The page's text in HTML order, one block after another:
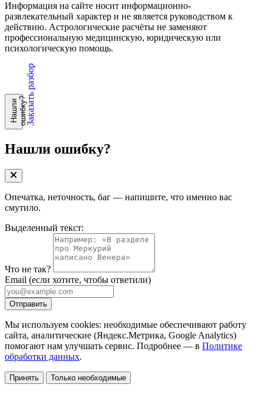
Информация на сайте носит информационно-
развлекательный характер и не является руководством к
действию. Астрологические расчёты не заменяют
профессиональную медицинскую, юридическую или
психологическую помощь.
Н
а
ш
л
и
о
ш
и
б
к
у?Заказать разбор
Нашли ошибку?
Опечатка, неточность, баг — напишите, что именно вас
смутило.
Выделенный текст:
Что не так?
Email (если хотите, чтобы ответили)
Отправить
Мы используем cookies: необходимые обеспечивают работу
сайта, аналитические (Яндекс.Метрика, Google Analytics)
помогают нам улучшать сервис. Подробнее — в Политике
обработки данных.
Принять Только необходимые